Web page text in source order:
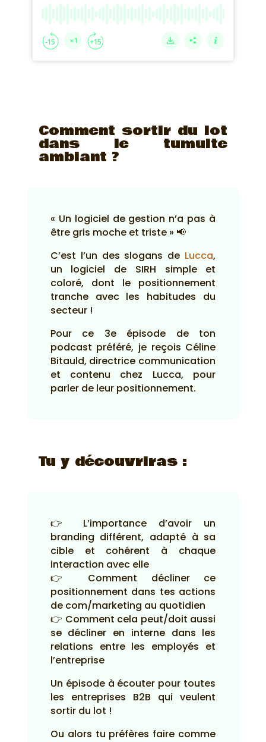
Comment sortir du lot
dans le tumulte
ambiant ?
« Un logiciel de gestion n’a pas à
être gris moche et triste » 📢
C’est l’un des slogans de Lucca,
un logiciel de SIRH simple et
coloré, dont le positionnement
tranche avec les habitudes du
secteur !
Pour ce 3e épisode de ton
podcast préféré, je reçois Céline
Bitauld, directrice communication
et contenu chez Lucca, pour
parler de leur positionnement.
Tu y découvriras :
👉 L’importance d’avoir un
branding différent, adapté à sa
cible et cohérent à chaque
interaction avec elle
👉 Comment décliner ce
positionnement dans tes actions
de com/marketing au quotidien
👉 Comment cela peut/doit aussi
se décliner en interne dans les
relations entre les employés et
l’entreprise
Un épisode à écouter pour toutes
les entreprises B2B qui veulent
sortir du lot !
Ou alors tu préfères faire comme